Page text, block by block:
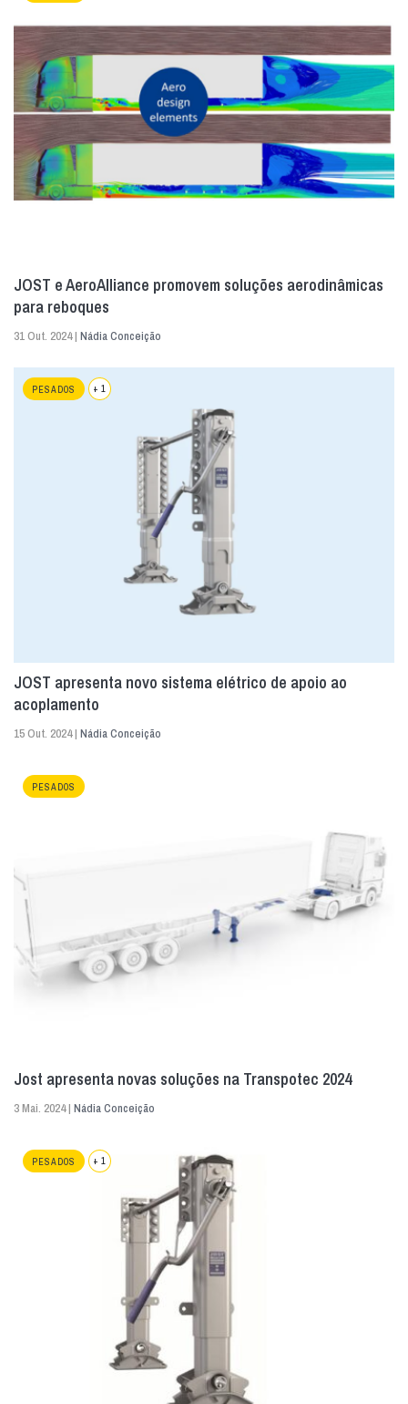
JOST e AeroAlliance promovem soluções aerodinâmicas
para reboques
31 Out. 2024 | Nádia Conceição
PESADOS + 1
JOST apresenta novo sistema elétrico de apoio ao
acoplamento
15 Out. 2024 | Nádia Conceição
PESADOS
Jost apresenta novas soluções na Transpotec 2024
3 Mai. 2024 | Nádia Conceição
PESADOS + 1